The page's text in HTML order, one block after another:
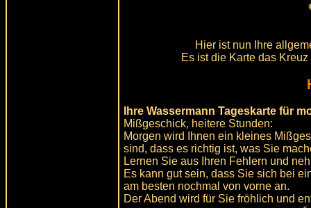
Hier ist nun Ihre
Es ist die Karte das
Ihre Wassermann Tageskarte für
Mißgeschick, heitere Stunden:
Morgen wird Ihnen ein kleines
sind, dass es richtig ist, was Sie
Lernen Sie aus Ihren Fehlern und
Es kann gut sein, dass Sie sich bei
am besten nochmal von vorne an.
Der Abend wird für Sie fröhlich und